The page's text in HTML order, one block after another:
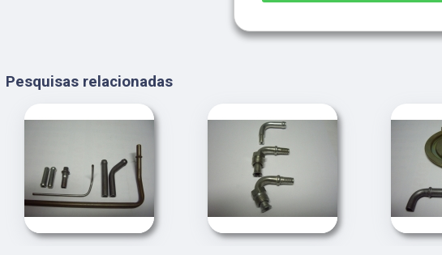
Pesquisas relacionadas